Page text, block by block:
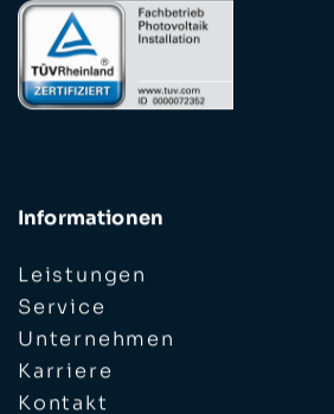
Informationen
Leistungen
Service
Unternehmen
Karriere
Kontakt